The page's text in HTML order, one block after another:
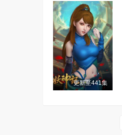
更新至441集